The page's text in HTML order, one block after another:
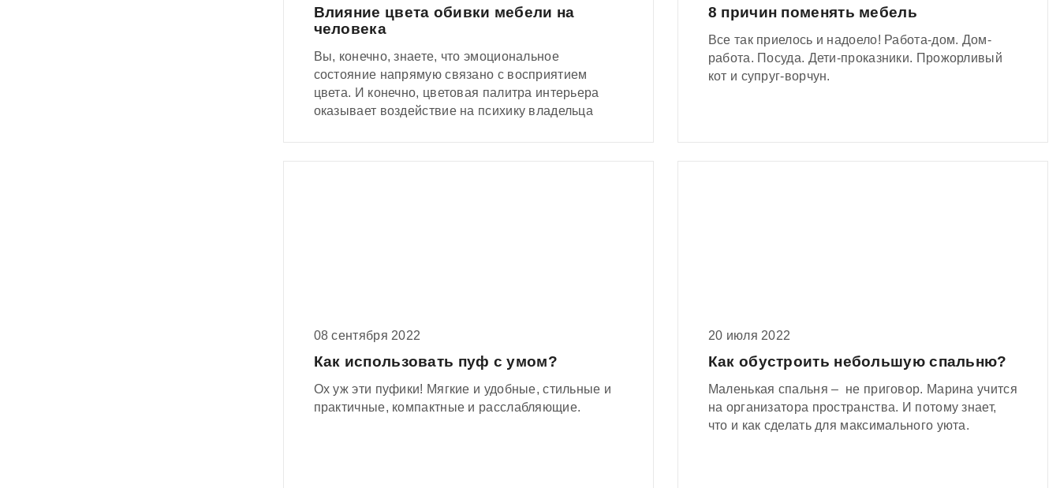
квест!
Влияние цвета обивки мебели на
человека
Вы, конечно, знаете, что эмоциональное
состояние напрямую связано с восприятием
цвета. И конечно, цветовая палитра интерьера
оказывает воздействие на психику владельца
8 причин поменять мебель
Все так приелось и надоело! Работа-дом. Дом-
работа. Посуда. Дети-проказники. Прожорливый
кот и супруг-ворчун.
08 сентября 2022
Как использовать пуф с умом?
Ох уж эти пуфики! Мягкие и удобные, стильные и
практичные, компактные и расслабляющие.
20 июля 2022
Как обустроить небольшую спальню?
Маленькая спальня – не приговор. Марина учится
на организатора пространства. И потому знает,
что и как сделать для максимального уюта.